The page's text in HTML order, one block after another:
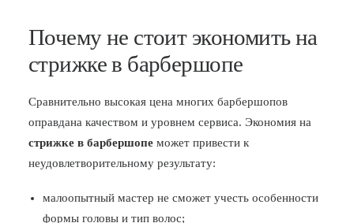
Почему не стоит экономить на
стрижке в барбершопе
Сравнительно высокая цена многих барбершопов
оправдана качеством и уровнем сервиса. Экономия на
стрижке в барбершопе может привести к
неудовлетворительному результату:
малоопытный мастер не сможет учесть особенности
формы головы и тип волос;